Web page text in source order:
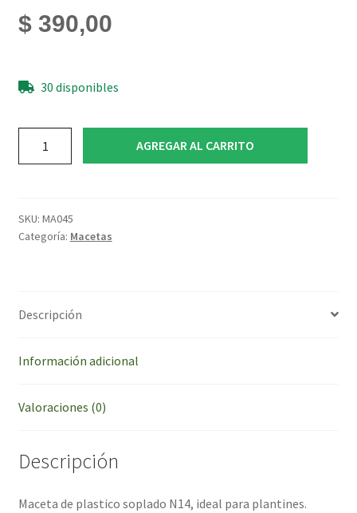
$390,00
30 disponibles
cantidad
AGREGAR AL CARRITO
SKU: MA045
Categoría: Macetas
Descripción
Información adicional
Valoraciones (0)
Descripción
Maceta de plastico soplado N14, ideal para plantines.